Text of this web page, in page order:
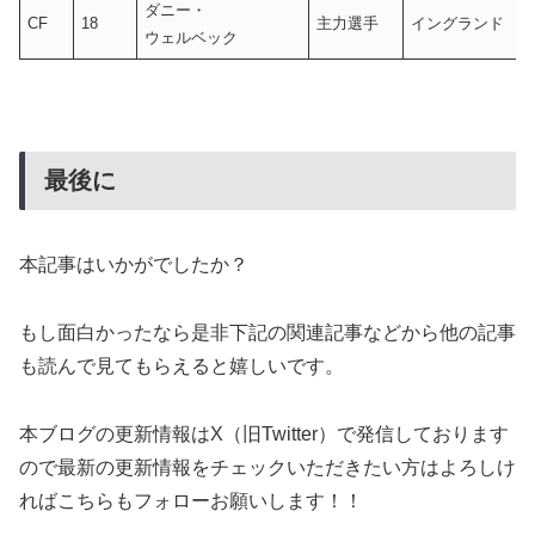
CF 18
ダニー・
ウェルベック
主力選手 イングランド
最後に
本記事はいかがでしたか？
もし面白かったなら是非下記の関連記事などから他の記事
も読んで見てもらえると嬉しいです。
本ブログの更新情報はX（旧Twitter）で発信しております
ので最新の更新情報をチェックいただきたい方はよろしけ
ればこちらもフォローお願いします！！